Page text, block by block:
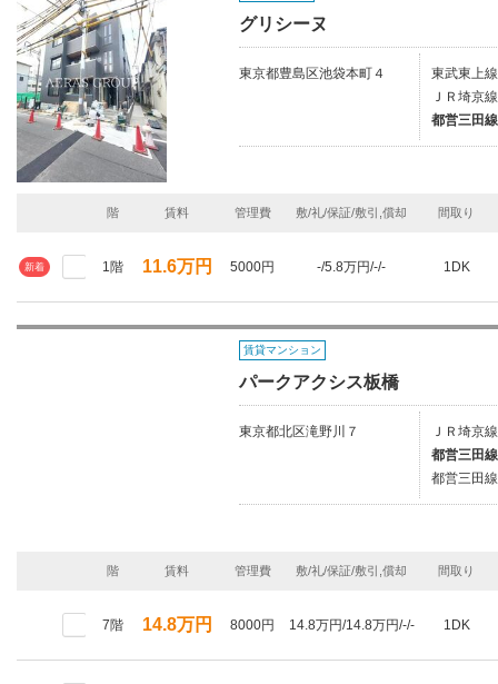
グリシーヌ
東京都豊島区池袋本町４
東武東上
ＪＲ埼京
都営三田
階 賃料 管理費 敷/礼/保証/敷引,償却 間取り
新着 1階 11.6万円 5000円 -/5.8万円/-/- 1DK
賃貸マンション
パークアクシス板橋
東京都北区滝野川７
ＪＲ埼京
都営三田
都営三田
階 賃料 管理費 敷/礼/保証/敷引,償却 間取り
7階 14.8万円 8000円 14.8万円/14.8万円/-/- 1DK